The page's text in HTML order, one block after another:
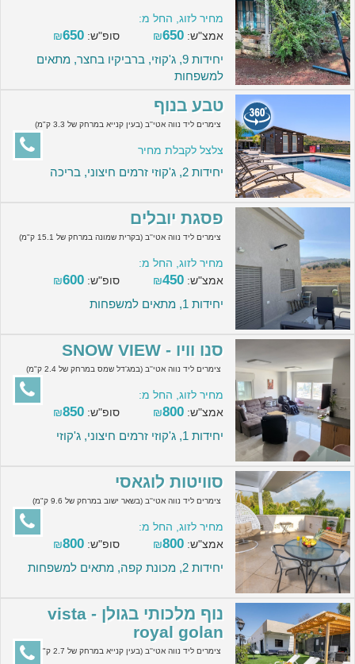
מחיר לזוג, החל מ:
אמצ"ש:
₪650 סופ"ש: ₪650
יחידות 9, ג'קוזי, ברביקיו בחצר, מתאים
למשפחות
טבע בנוף
צימרים ליד נווה אטי''ב (בעין קנייא במרחק של 3.3 ק"מ)
צלצל לקבלת מחיר
יחידות 2, ג'קוזי זרמים חיצוני, בריכה
פסגת יובלים
צימרים ליד נווה אטי''ב (בקרית שמונה במרחק של 15.1 ק"מ)
מחיר לזוג, החל מ:
אמצ"ש:
₪450 סופ"ש: ₪600
יחידות 1, מתאים למשפחות
סנו וויו - SNOW VIEW
צימרים ליד נווה אטי''ב (במג'דל שמס במרחק של 2.4 ק"מ)
מחיר לזוג, החל מ:
אמצ"ש:
₪800 סופ"ש: ₪850
יחידות 1, ג'קוזי זרמים חיצוני, ג'קוזי
סוויטות לוגאסי
צימרים ליד נווה אטי''ב (בשאר ישוב במרחק של 9.6 ק"מ)
מחיר לזוג, החל מ:
אמצ"ש:
₪800 סופ"ש: ₪800
יחידות 2, מכונת קפה, מתאים למשפחות
נוף מלכותי בגולן - vista
royal golan
צימרים ליד נווה אטי''ב (בעין קנייא במרחק של 2.7 ק"מ)